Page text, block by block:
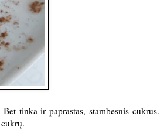
tinka ir paprastas, stambesnis cukrus.